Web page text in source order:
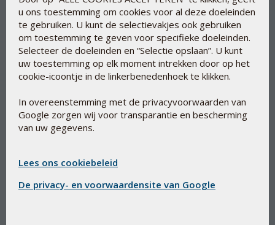
het immuunsysteem
Bio-Influ-Zink
u ons toestemming om cookies voor al deze doeleinden
te gebruiken. U kunt de selectievakjes ook gebruiken
om toestemming te geven voor specifieke doeleinden.
Selecteer de doeleinden en “Selectie opslaan”. U kunt
uw toestemming op elk moment intrekken door op het
cookie-icoontje in de linkerbenedenhoek te klikken.
In overeenstemming met de privacyvoorwaarden van
Google zorgen wij voor transparantie en bescherming
van uw gegevens.
Lees ons cookiebeleid
De privacy- en voorwaardensite van Google